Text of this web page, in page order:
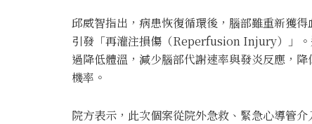
邱威智指出，病患恢復循環後，腦部雖重新獲
引發「再灌注損傷（Reperfusion Injury）」
過降低體溫，減少腦部代謝速率與發炎反應，
機率。
院方表示，此次個案從院外急救、緊急心導管